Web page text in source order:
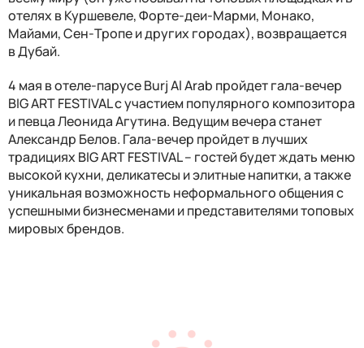
отелях в Куршевеле, Форте-деи-Марми, Монако,
Майами, Сен-Тропе и других городах), возвращается
в Дубай.
4 мая в отеле-парусе Burj Al Arab пройдет гала-вечер
BIG ART FESTIVAL с участием популярного композитора
и певца Леонида Агутина. Ведущим вечера станет
Александр Белов. Гала-вечер пройдет в лучших
традициях BIG ART FESTIVAL – гостей будет ждать меню
высокой кухни, деликатесы и элитные напитки, а также
уникальная возможность неформального общения с
успешными бизнесменами и представителями топовых
мировых брендов.